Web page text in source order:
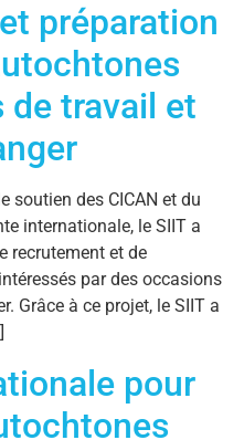
préparation
de travail et
soutien des CICAN et du
internationale, le SIIT a
recrutement et de
par des occasions
Grâce à ce projet, le SIIT a
pour